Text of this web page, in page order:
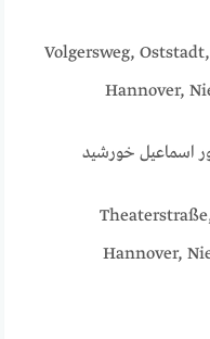
40, Volgersweg,
Hannover,
15,
Hannover,